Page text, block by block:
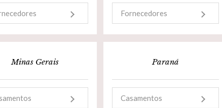
Fornecedores
Minas Gerais Paraná
Casamentos